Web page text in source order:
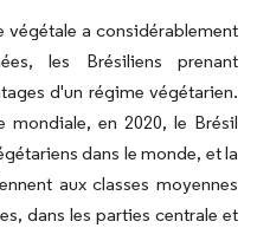
a considérablement
les Brésiliens prenant
d'un régime végétarien.
mondiale, en 2020, le Brésil
dans le monde, et la
aux classes moyennes
dans les parties centrale et